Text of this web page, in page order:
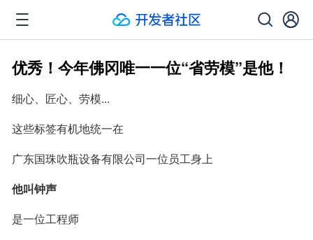
优秀！今年佛冈唯一一位“省劳模”是他！
细心、匠心、劳模...
这些标签有机地统一在
广东国珠吹瓶设备有限公司一位员工身上
他叫钟声
是一位工程师